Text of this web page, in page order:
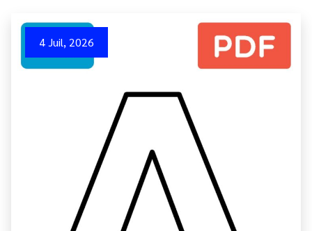
4 Juil, 2026